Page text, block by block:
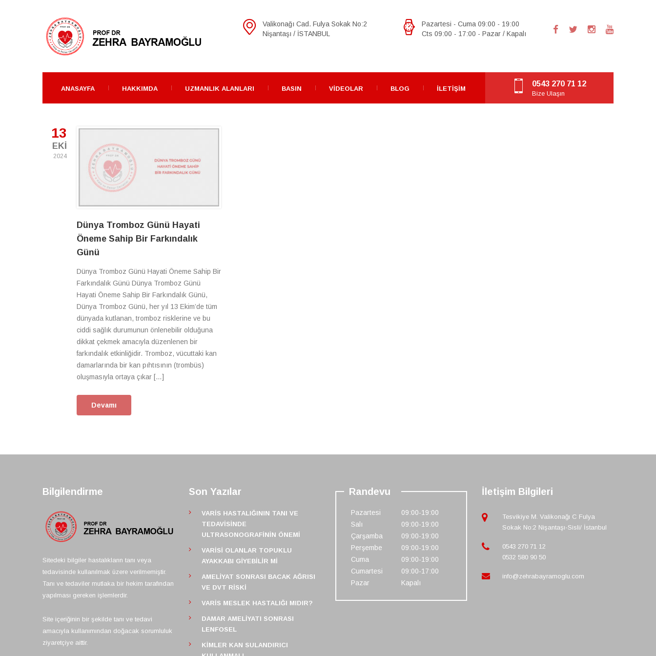
Pazartesi - Cuma 09:00 - 19:00
Cts 09:00 - 17:00 - Pazar / Kapalı
Valikonağı Cad. Fulya Sokak No:2
Nişantaşı / İSTANBUL
ANASAYFA HAKKIMDA UZMANLIK ALANLARI BASIN VIDEOLAR BLOG İLETIŞIM
0543 270 71 12
Bize Ulaşın
13
EKI
2024
Dünya Tromboz Günü Hayati
Öneme Sahip Bir Farkındalık
Günü
Dünya Tromboz Günü Hayati Öneme Sahip Bir
Farkındalık Günü Dünya Tromboz Günü
Hayati Öneme Sahip Bir Farkındalık Günü,
Dünya Tromboz Günü, her yıl 13 Ekim’de tüm
dünyada kutlanan, tromboz risklerine ve bu
ciddi sağlık durumunun önlenebilir olduğuna
dikkat çekmek amacıyla düzenlenen bir
farkındalık etkinliğidir. Tromboz, vücuttaki kan
damarlarında bir kan pıhtısının (trombüs)
oluşmasıyla ortaya çıkar […]
Devamı
Bilgilendirme
Sitedeki bilgiler hastalıkların tanı veya
tedavisinde kullanılmak üzere verilmemiştir.
Tanı ve tedaviler mutlaka bir hekim tarafından
yapılması gereken işlemlerdir.
Site içeriğinin bir şekilde tanı ve tedavi
amacıyla kullanımından doğacak sorumluluk
ziyaretçiye aittir.
Son Yazılar
VARIS HASTALIĞININ TANI VE
TEDAVISINDE
ULTRASONOGRAFININ ÖNEMI
VARISI OLANLAR TOPUKLU
AYAKKABI GIYEBILIR MI
AMELIYAT SONRASI BACAK AĞRISI
VE DVT RISKI
VARIS MESLEK HASTALIĞI MIDIR?
DAMAR AMELIYATI SONRASI
LENFOSEL
KIMLER KAN SULANDIRICI
Randevu
Pazartesi
09:00-19:00
Salı
09:00-19:00
Çarşamba
09:00-19:00
Perşembe
09:00-19:00
Cuma
09:00-19:00
Cumartesi
09:00-17:00
Pazar
Kapalı
İletişim Bilgileri
Tesvikiye M. Valikonağı C Fulya
Sokak No:2 Nişantaşı-Sisli/ İstanbul
0543 270 71 12
0532 580 90 50
info@zehrabayramoglu.com